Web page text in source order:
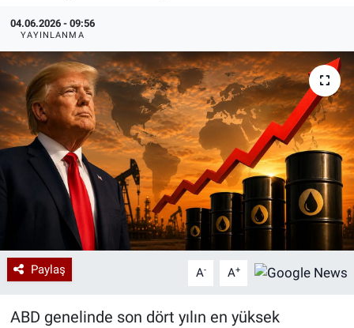
04.06.2026 - 09:56
YAYINLANMA
Paylaş A- A+
ABD genelinde son dört yılın en yüksek
Yazarlar
Medya
Özel Haberler
Kadın
Erişim Bilgileri
Sağlık
Teknoloji
Ramazan